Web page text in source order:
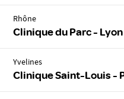
Rhône
Clinique du Parc - Lyon
Yvelines
Clinique Saint-Louis -